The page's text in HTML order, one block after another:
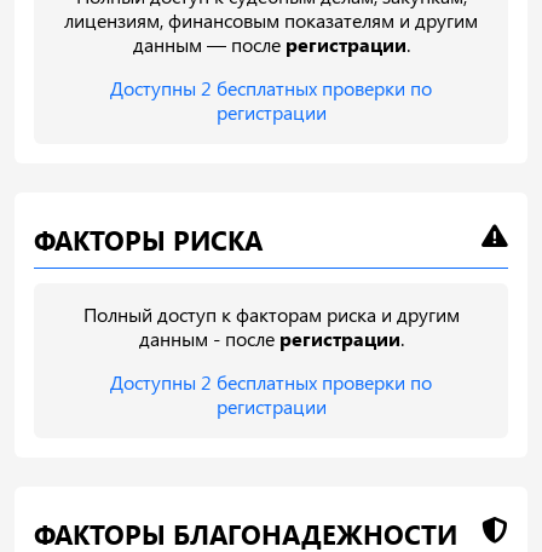
лицензиям, финансовым показателям и другим
данным — после регистрации.
Доступны 2 бесплатных проверки по
регистрации
ФАКТОРЫ РИСКА
Полный доступ к факторам риска и другим
данным - после регистрации.
Доступны 2 бесплатных проверки по
регистрации
ФАКТОРЫ БЛАГОНАДЕЖНОСТИ